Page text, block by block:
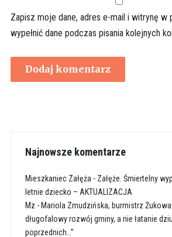
Zapisz moje dane, adres e-mail i witrynę w
wypełnić dane podczas pisania kolejnych
Najnowsze komentarze
Mieszkaniec Załęża - Załęże. Śmiertelny
letnie dziecko – AKTUALIZACJA
Mz - Mariola Zmudzińska, burmistrz
długofalowy rozwój gminy, a nie łatanie
poprzednich…”